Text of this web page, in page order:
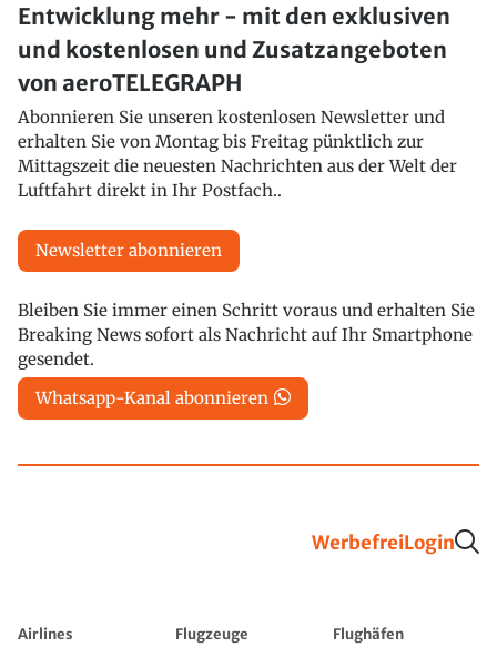
Entwicklung mehr - mit den exklusiven
und kostenlosen und Zusatzangeboten
von aeroTELEGRAPH
Abonnieren Sie unseren kostenlosen Newsletter und
erhalten Sie von Montag bis Freitag pünktlich zur
Mittagszeit die neuesten Nachrichten aus der Welt der
Luftfahrt direkt in Ihr Postfach..
Newsletter abonnieren
Bleiben Sie immer einen Schritt voraus und erhalten Sie
Breaking News sofort als Nachricht auf Ihr Smartphone
gesendet.
Whatsapp-Kanal abonnieren
WerbefreiLogin
Airlines Flugzeuge
Flughäfen